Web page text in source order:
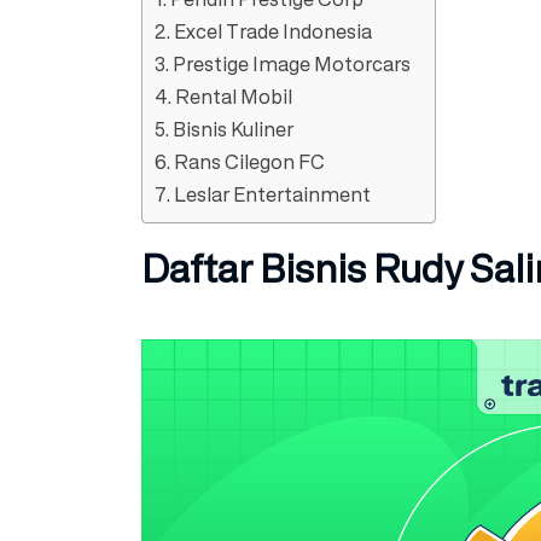
2. Excel Trade Indonesia
3. Prestige Image Motorcars
4. Rental Mobil
5. Bisnis Kuliner
6. Rans Cilegon FC
7. Leslar Entertainment
Daftar Bisnis Rudy